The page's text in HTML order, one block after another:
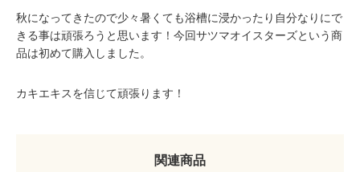
秋になってきたので少々暑くても浴槽に浸かったり自分なりにで
きる事は頑張ろうと思います！今回サツマオイスターズという商
品は初めて購入しました。
カキエキスを信じて頑張ります！
関連商品